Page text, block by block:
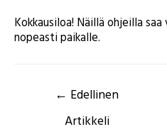
Kokkausiloa! Näillä ohjeilla
nopeasti paikalle.
← Edellinen
Artikkeli